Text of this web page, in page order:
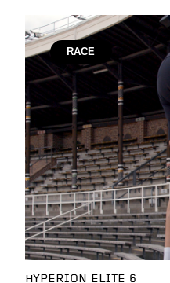
RACE
HYPERION ELITE 6